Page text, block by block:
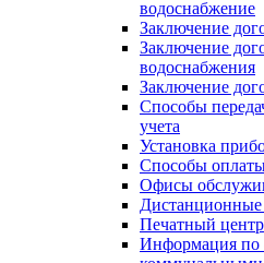
водоснабжение
Заключение
Заключение
водоснабжения
Заключение
Способы
учета
Установка
Способы
Офисы
Печатный центр
Информация по